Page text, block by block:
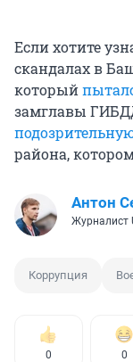
Если хотите
скандалах в
который
замглавы
района,
Антон
Журналист
Коррупция
0 0